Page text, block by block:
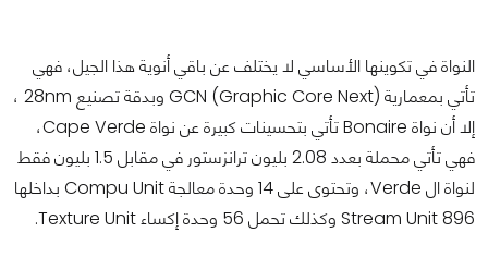
النواة في تكوينها الأساسي لا يختلف عن باقي أنوية هذا الجيل، فهي
تأتي بمعمارية (GCN (Graphic Core Next وبدقة تصنيع 28nm ،
إلا أن نواة Bonaire تأتي بتحسينات كبيرة عن نواة Cape Verde،
فهي تأتي محملة بعدد 2.08 بليون ترانزستور في مقابل 1.5 بليون فقط
لنواة ال Verde، وتحتوى على 14 وحدة معالجة Compu Unit بداخلها
896 Stream Unit وكذلك تحمل 56 وحدة إكساء Texture Unit.